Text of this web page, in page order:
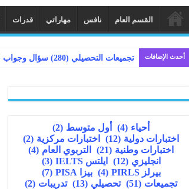
القسم العام نافس مهاراتي قدرات
أحدث الإضافات
أحياء (4) أول متوسط (2)
اختبارات دولية (12) اختبارات مركزية (2)
اختبارات وطنية (21) التربوي العام (4)
انجليزي (12) ايلتس IELTS
(3)
بيرلز PIRLS
(4) بيزا PISA
(7)
تجميعات (51) تحصيلي (13) تدريبات (2)